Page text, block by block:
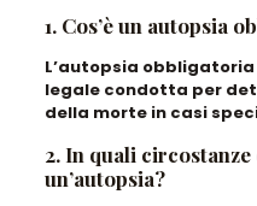
1. Cos’è un autopsia
L’autopsia
legale condotta per
della morte in casi
2. In quali circostanze
un’autopsia?